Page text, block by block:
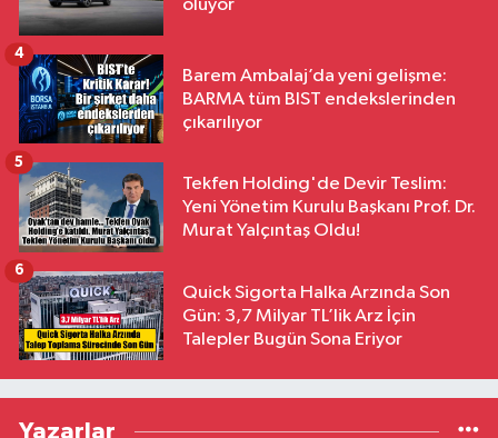
oluyor
Barem Ambalaj’da yeni gelişme:
BARMA tüm BIST endekslerinden
çıkarılıyor
4
Tekfen Holding'de Devir Teslim:
Yeni Yönetim Kurulu Başkanı Prof. Dr.
Murat Yalçıntaş Oldu!
5
Quick Sigorta Halka Arzında Son
Gün: 3,7 Milyar TL’lik Arz İçin
Talepler Bugün Sona Eriyor
6
Yazarlar